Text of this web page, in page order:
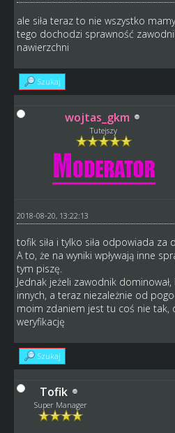
ale siła teraz to nie wszystko
tego dochodzi sprawność
nawierzchni
Szukaj
wojtas_gkm
Tutejszy
2018-08-20, 13:22:13
tofik siła i tylko siła odpowiada za
A to, że na wyniki wpływają inne
tym piszę.
Jednak jeżeli zawodnik
innych, a teraz niezależnie od
moim zdaniem jest tu coś nie tak,
weryfikację
Szukaj
Tofik
Super Manager